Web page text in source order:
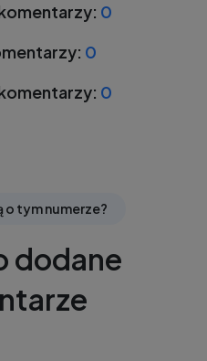
0
0
0
o tym numerze?
dodane